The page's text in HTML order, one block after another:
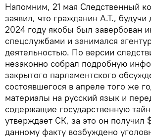
Напомним, 21 мая Следственный
заявил, что гражданин А.Т., будучи
2024 году якобы был завербован
спецслужбами и занимался
деятельностью. По версии
незаконно собрал подробную
закрытого парламентского
состоявшегося в апреле того же
материалы на русский язык и
содержащие государственную
утверждает СК, за это он получил
данному факту возбуждено